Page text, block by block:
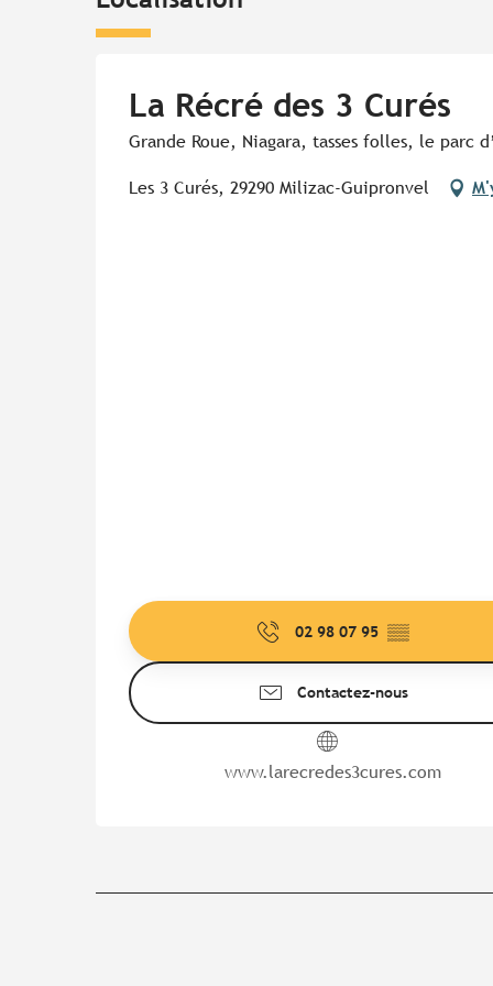
La Récré des 3 Curés
Grande Roue, Niagara, tasses folles, le parc
Les 3 Curés, 29290 Milizac-Guipronvel
02 98 07 95 ▒▒
Contactez-nous
www.larecredes3cures.com